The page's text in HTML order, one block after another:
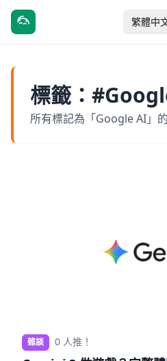
繁體中
標籤：
所有標記為「Google AI」
雜談 0 人推！